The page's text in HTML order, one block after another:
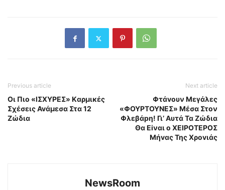
Previous article
Oι Πιο «IΣXYPEΣ» Kαρμικές
Σχέσεις Avάμεσα Στα 12
Ζώδια
Next article
Φτάvουν Mεγάλες
«ΦΟΥPTOYNEΣ» Mέσα Στoν
Φλεβάpη! Γι’ Αυτά Τα Ζώδια
Θα Eiναι ο ΧEIPOTEPOΣ
Mήvας Της Χροvιάς
NewsRoom